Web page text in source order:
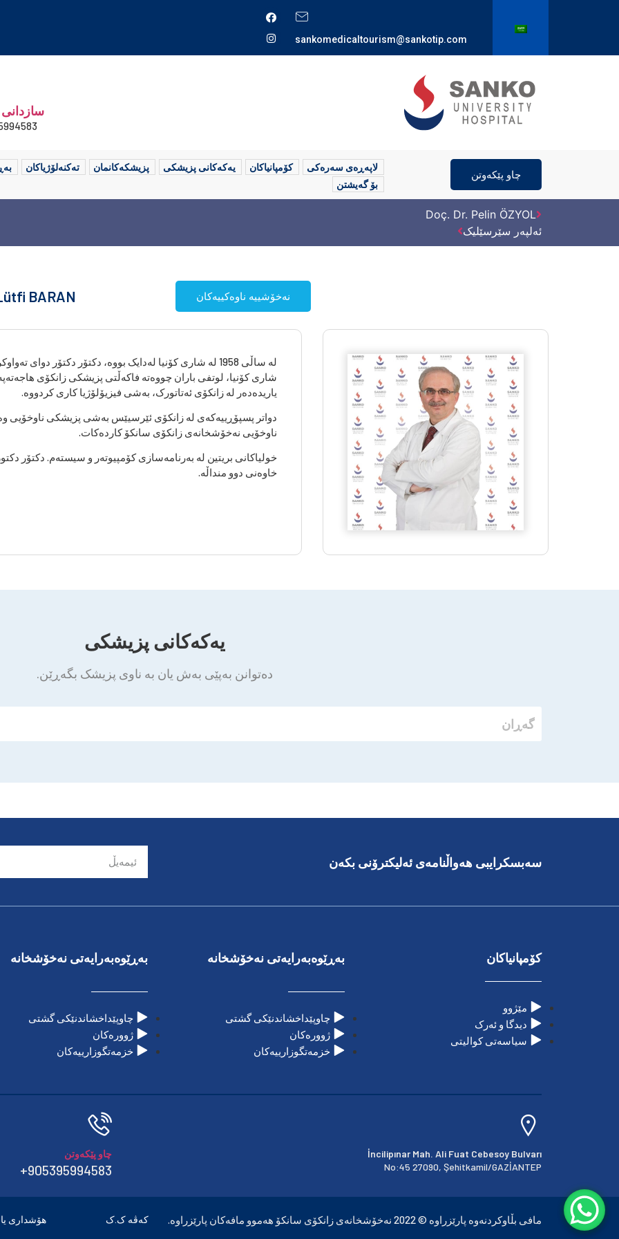
sankomedicaltourism@sankotip.com
سازدانی
چاو پێکەوتن
لاپەڕەی سەرەکی کۆمپانیاکان یەکەکانی پزیشکی پزیشکەکانمان تەکنەلۆژیاکان
بۆ گەیشتن
Doç. Dr. Pelin ÖZYOL
ئەلپەر سێرسێلیک
نەخۆشییە ناوەکییەکان BARAN
لە ساڵی 1958 لە شاری کۆنیا لەدایک بووە، دکتۆر دکتۆر
شاری کۆنیا، لوتفی باران چووەتە فاکەڵتی پزیشکی زانکۆی
یاریدەدەر لە زانکۆی ئەتاتورک، بەشی فیزیۆلۆژیا کاری کردووە.
ناوخۆیی نەخۆشخانەی زانکۆی سانکۆ کاردەکات.
خولیاکانی بریتین لە بەرنامەسازی کۆمپیوتەر و سیستەم. دکتۆر
خاوەنی دوو منداڵە.
یەکەکانی پزیشکی
دەتوانن بەپێی بەش یان بە ناوی پزیشک بگەڕێن.
سەبسکرایبی هەواڵنامەی ئەلیکترۆنی بکەن
کۆمپانیاکان
مێژوو
دیدگا و ئەرک
سیاسەتی کوالیتی
بەڕێوەبەرایەتی نەخۆشخانە
چاوپێداخشاندنێکی گشتی
ژوورەکان
خزمەتگوزارییەکان
بەڕێوەبەرایەتی نەخۆشخانە
چاوپێداخشاندنێکی گشتی
ژوورەکان
خزمەتگوزارییەکان
İncilipınar Mah. Ali Fuat Cebesoy Bulvarı
No:45 27090, Şehitkamil/GAZİANTEP
چاو پێکەوتن
905395994583+
مافی بڵاوکردنەوە پارێزراوە © 2022 نەخۆشخانەی زانکۆی سانکۆ هەموو مافەکان پارێزراوە. کەڤە ک.ک هۆشداری